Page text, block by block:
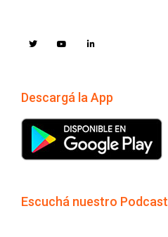
Descargá la App
Escuchá nuestro Podcast